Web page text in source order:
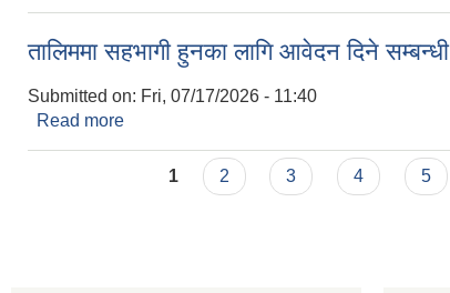
तालिममा सहभागी हुनका लागि आवेदन दिने
Submitted on: Fri, 07/17/2026 - 11:40
Read more
1 2 3 4 5